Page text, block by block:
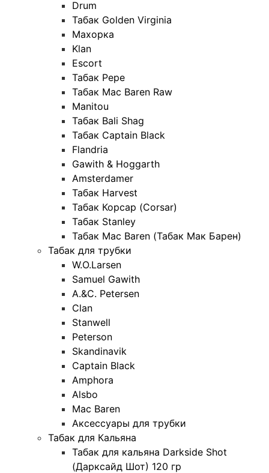
Drum
Табак Golden Virginia
Махорка
Klan
Escort
Табак Pepe
Табак Mac Baren Raw
Manitou
Табак Bali Shag
Табак Captain Black
Flandria
Gawith & Hoggarth
Amsterdamer
Табак Harvest
Табак Корсар (Corsar)
Табак Stanley
Табак Mac Baren (Табак Мак Барен)
Табак для трубки
W.O.Larsen
Samuel Gawith
A.&C. Petersen
Clan
Stanwell
Peterson
Skandinavik
Captain Black
Amphora
Alsbo
Mac Baren
Аксессуары для трубки
Табак для Кальяна
Табак для кальяна Darkside Shot
(Дарксайд Шот) 120 гр